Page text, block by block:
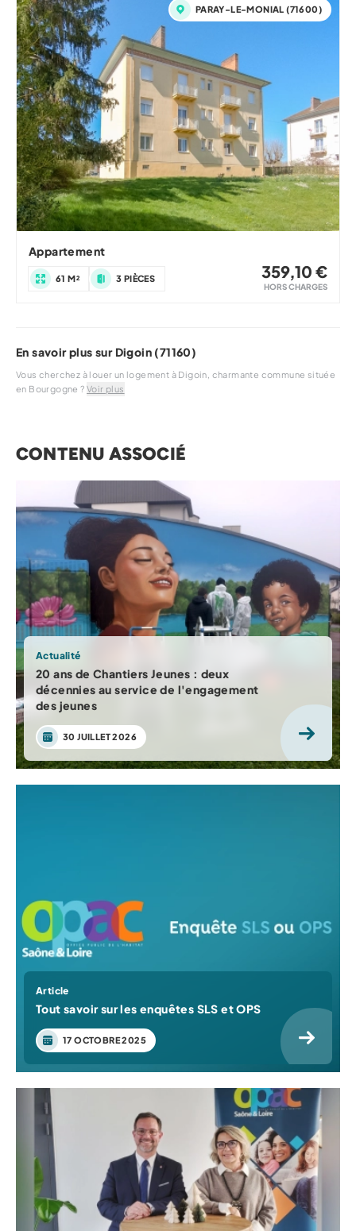
PARAY-LE-MONIAL (71600)
Appartement
61 M² 3 PIÈCES 359,10 €
HORS CHARGES
En savoir plus sur Digoin (71160)
Vous cherchez à louer un logement à Digoin, charmante commune située
en Bourgogne ?Voir plus
CONTENU ASSOCIÉ
Actualité
20 ans de Chantiers Jeunes : deux
décennies au service de l'engagement
des jeunes
30 JUILLET 2026
Article
Tout savoir sur les enquêtes SLS et OPS
17 OCTOBRE 2025